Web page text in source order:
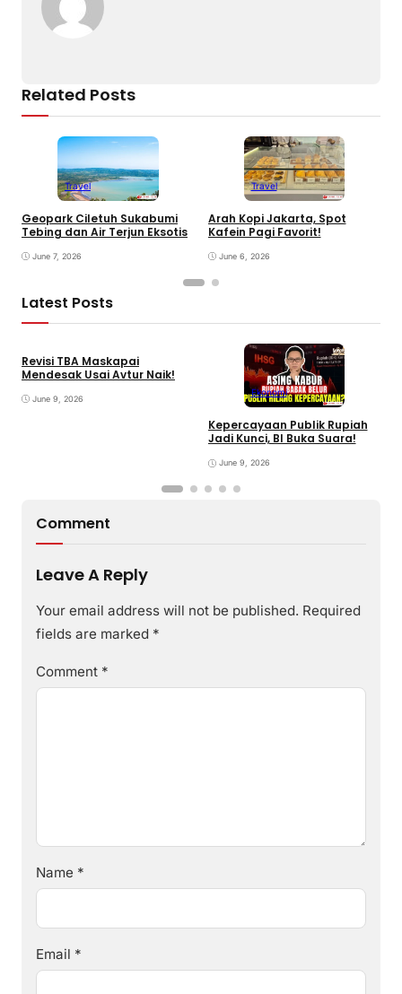
Related Posts
Travel
Geopark Ciletuh Sukabumi
Tebing dan Air Terjun Eksotis
June 7, 2026
Travel
Arah Kopi Jakarta, Spot
Kafein Pagi Favorit!
June 6, 2026
Latest Posts
Revisi TBA Maskapai
Mendesak Usai Avtur Naik!
June 9, 2026
Ekonomi
Kepercayaan Publik Rupiah
Jadi Kunci, BI Buka Suara!
June 9, 2026
Comment
Leave A Reply
Your email address will not be published. Required
fields are marked *
Comment *
Name *
Email *